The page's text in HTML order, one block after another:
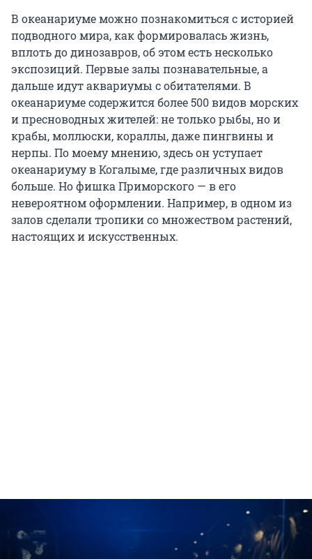
В океанариуме можно познакомиться с историей
подводного мира, как формировалась жизнь,
вплоть до динозавров, об этом есть несколько
экспозиций. Первые залы познавательные, а
дальше идут аквариумы с обитателями. В
океанариуме содержится более 500 видов морских
и пресноводных жителей: не только рыбы, но и
крабы, моллюски, кораллы, даже пингвины и
нерпы. По моему мнению, здесь он уступает
океанариуму в Когалыме, где различных видов
больше. Но фишка Приморского — в его
невероятном оформлении. Например, в одном из
залов сделали тропики со множеством растений,
настоящих и искусственных.